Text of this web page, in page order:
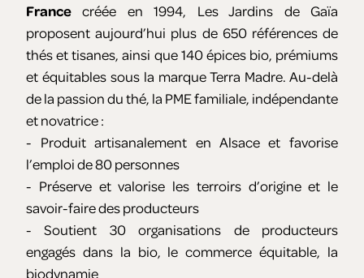
France créée en 1994, Les Jardins de Gaïa
proposent aujourd’hui plus de 650 références de
thés et tisanes, ainsi que 140 épices bio, prémiums
et équitables sous la marque Terra Madre. Au-delà
de la passion du thé, la PME familiale, indépendante
et novatrice :
- Produit artisanalement en Alsace et favorise
l’emploi de 80 personnes
- Préserve et valorise les terroirs d’origine et le
savoir-faire des producteurs
- Soutient 30 organisations de producteurs
engagés dans la bio, le commerce équitable, la
biodynamie